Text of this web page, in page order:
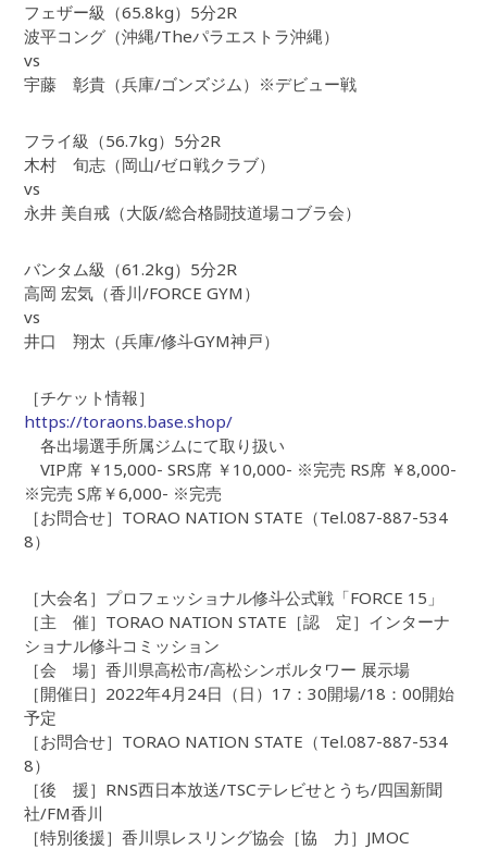
フェザー級（65.8kg）5分2R
波平コング（沖縄/Theパラエストラ沖縄）
vs
宇藤 彰貴（兵庫/ゴンズジム）※デビュー戦
フライ級（56.7kg）5分2R
木村 旬志（岡山/ゼロ戦クラブ）
vs
永井 美自戒（大阪/総合格闘技道場コブラ会）
バンタム級（61.2kg）5分2R
高岡 宏気（香川/FORCE GYM）
vs
井口 翔太（兵庫/修斗GYM神戸）
［チケット情報］
https://toraons.base.shop/
各出場選手所属ジムにて取り扱い
VIP席 ￥15,000- SRS席 ￥10,000- ※完売 RS席 ￥8,000-
※完売 S席￥6,000- ※完売
［お問合せ］TORAO NATION STATE（Tel.087-887-534
8）
［大会名］プロフェッショナル修斗公式戦「FORCE 15」
［主 催］TORAO NATION STATE［認 定］インターナ
ショナル修斗コミッション
［会 場］香川県高松市/高松シンボルタワー 展示場
［開催日］2022年4月24日（日）17：30開場/18：00開始
予定
［お問合せ］TORAO NATION STATE（Tel.087-887-534
8）
［後 援］RNS西日本放送/TSCテレビせとうち/四国新聞
社/FM香川
［特別後援］香川県レスリング協会［協 力］JMOC